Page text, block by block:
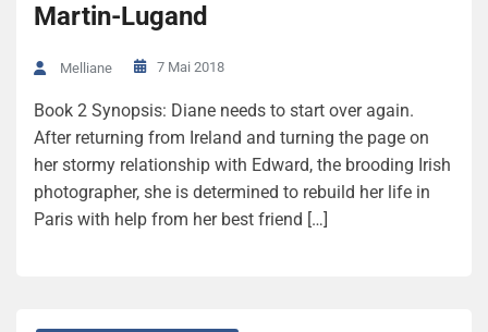
Martin-Lugand
Melliane 7 Mai 2018
Book 2 Synopsis: Diane needs to start over again.
After returning from Ireland and turning the page on
her stormy relationship with Edward, the brooding Irish
photographer, she is determined to rebuild her life in
Paris with help from her best friend […]